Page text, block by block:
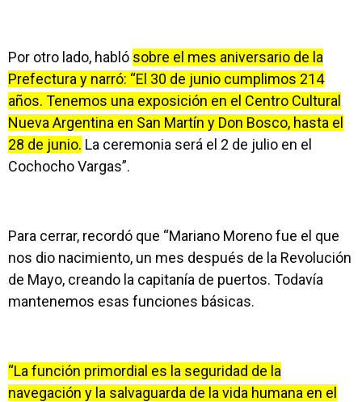
Por otro lado, habló sobre el mes aniversario de la
Prefectura y narró: “El 30 de junio cumplimos 214
años. Tenemos una exposición en el Centro Cultural
Nueva Argentina en San Martín y Don Bosco, hasta el
28 de junio. La ceremonia será el 2 de julio en el
Cochocho Vargas”.
Para cerrar, recordó que “Mariano Moreno fue el que
nos dio nacimiento, un mes después de la Revolución
de Mayo, creando la capitanía de puertos. Todavía
mantenemos esas funciones básicas.
“La función primordial es la seguridad de la
navegación y la salvaguarda de la vida humana en el